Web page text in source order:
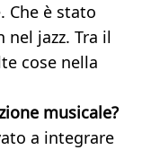
Che è stato
nel jazz. Tra il
cose nella
musicale?
a integrare